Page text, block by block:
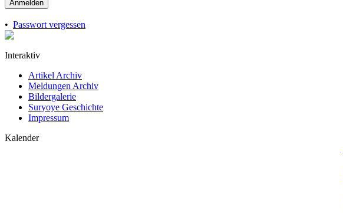
Anmelden
• Passwort vergessen
Interaktiv
Artikel Archiv
Meldungen Archiv
Bildergalerie
Suryoye Geschichte
Impressum
Kalender